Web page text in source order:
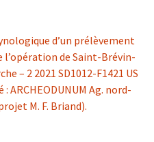
d’un prélèvement
l’opération de Saint-Brévin-
– 2 2021 SD1012-F1421 US
ARCHEODUNUM Ag. nord-
M. F. Briand).